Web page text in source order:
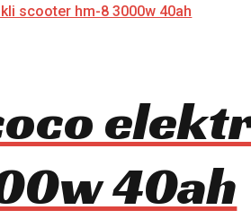
40ah